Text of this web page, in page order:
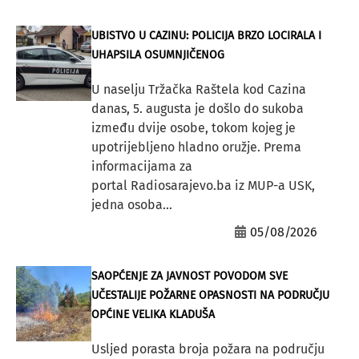
UBISTVO U CAZINU: POLICIJA BRZO LOCIRALA I
UHAPSILA OSUMNJIČENOG
U naselju Tržačka Raštela kod Cazina
danas, 5. augusta je došlo do sukoba
između dvije osobe, tokom kojeg je
upotrijebljeno hladno oružje. Prema
informacijama za
portal Radiosarajevo.ba iz MUP-a USK,
jedna osoba...
05/08/2026
SAOPĆENJE ZA JAVNOST POVODOM SVE
UČESTALIJE POŽARNE OPASNOSTI NA PODRUČJU
OPĆINE VELIKA KLADUŠA
Usljed porasta broja požara na području